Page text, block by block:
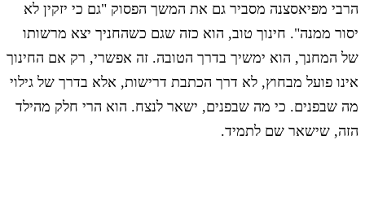
הרבי מפיאסצנה מסביר גם את המשך הפסוק "גם כי יזקין לא
יסור ממנה". חינוך טוב, הוא כזה שגם כשהחניך יצא מרשותו
של המחנך, הוא ימשיך בדרך הטובה. זה אפשרי, רק אם החינוך
אינו פועל מבחוץ, לא דרך הכתבת דרישות, אלא בדרך של גילוי
מה שבפנים. כי מה שבפנים, ישאר לנצח. הוא הרי חלק מהילד
הזה, שישאר שם לתמיד.